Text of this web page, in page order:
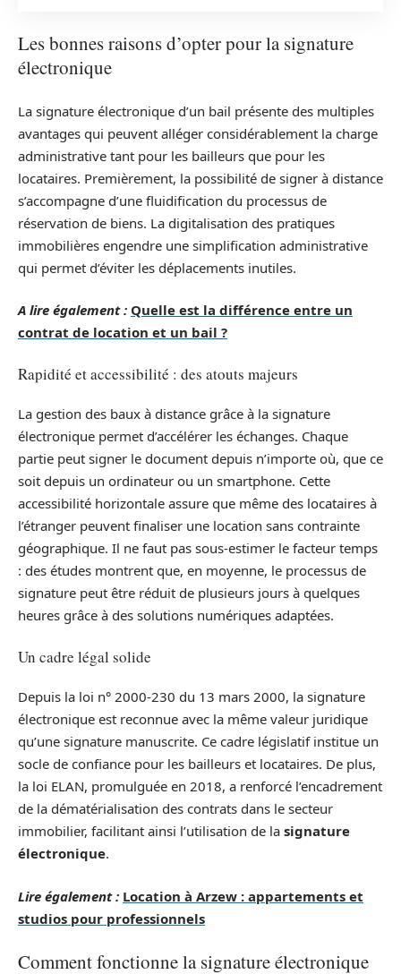
Les bonnes raisons d’opter pour la signature
électronique
La signature électronique d’un bail présente des multiples
avantages qui peuvent alléger considérablement la charge
administrative tant pour les bailleurs que pour les
locataires. Premièrement, la possibilité de signer à distance
s’accompagne d’une fluidification du processus de
réservation de biens. La digitalisation des pratiques
immobilières engendre une simplification administrative
qui permet d’éviter les déplacements inutiles.
A lire également : Quelle est la différence entre un
contrat de location et un bail ?
Rapidité et accessibilité : des atouts majeurs
La gestion des baux à distance grâce à la signature
électronique permet d’accélérer les échanges. Chaque
partie peut signer le document depuis n’importe où, que ce
soit depuis un ordinateur ou un smartphone. Cette
accessibilité horizontale assure que même des locataires à
l’étranger peuvent finaliser une location sans contrainte
géographique. Il ne faut pas sous-estimer le facteur temps
: des études montrent que, en moyenne, le processus de
signature peut être réduit de plusieurs jours à quelques
heures grâce à des solutions numériques adaptées.
Un cadre légal solide
Depuis la loi n° 2000-230 du 13 mars 2000, la signature
électronique est reconnue avec la même valeur juridique
qu’une signature manuscrite. Ce cadre législatif institue un
socle de confiance pour les bailleurs et locataires. De plus,
la loi ELAN, promulguée en 2018, a renforcé l’encadrement
de la dématérialisation des contrats dans le secteur
immobilier, facilitant ainsi l’utilisation de la signature
électronique.
Lire également : Location à Arzew : appartements et
studios pour professionnels
Comment fonctionne la signature électronique